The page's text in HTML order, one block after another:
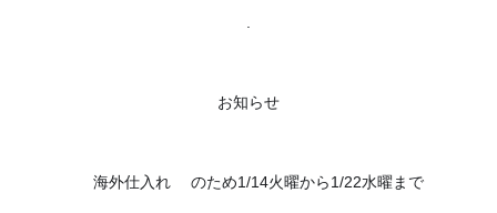
お知らせ
🇮🇹海外仕入れ 🇫🇷のため1/14火曜から1/22水曜まで